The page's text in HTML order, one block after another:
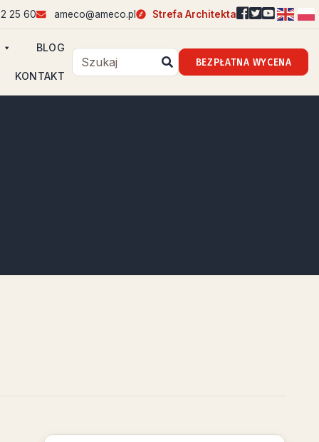
25 60 ameco@ameco.pl Strefa Architekta
BLOG
KONTAKT
BEZPŁATNA WYCENA